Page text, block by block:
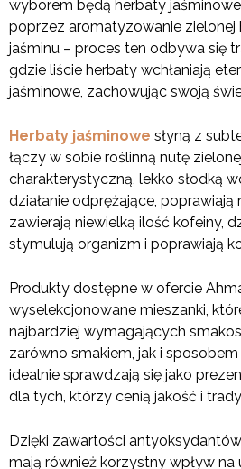
wyborem będą herbaty
poprzez aromatyzowanie zielonej
jaśminu – proces ten odbywa się
gdzie liście herbaty wchłaniają
jaśminowe, zachowując swoją
Herbaty jaśminowe słyną z
łączy w sobie roślinną nutę
charakterystyczną, lekko słodką
działanie odprężające, poprawiają
zawierają niewielką ilość kofeiny,
stymulują organizm i poprawiają
Produkty dostępne w ofercie
wyselekcjonowane mieszanki,
najbardziej wymagających
zarówno smakiem, jak i
idealnie sprawdzają się jako
dla tych, którzy cenią jakość i
Dzięki zawartości
mają również korzystny wpływ na